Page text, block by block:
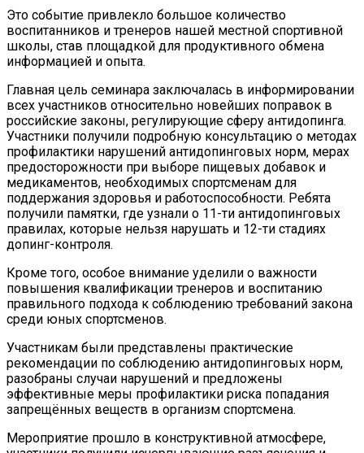
Это событие привлекло большое количество
воспитанников и тренеров нашей местной спортивной
школы, став площадкой для продуктивного обмена
информацией и опыта.
Главная цель семинара заключалась в информировании
всех участников относительно новейших поправок в
российские законы, регулирующие сферу антидопинга.
Участники получили подробную консультацию о методах
профилактики нарушений антидопинговых норм, мерах
предосторожности при выборе пищевых добавок и
медикаментов, необходимых спортсменам для
поддержания здоровья и работоспособности. Ребята
получили памятки, где узнали о 11-ти антидопинговых
правилах, которые нельзя нарушать и 12-ти стадиях
допинг-контроля.
Кроме того, особое внимание уделили о важности
повышения квалификации тренеров и воспитанию
правильного подхода к соблюдению требований закона
среди юных спортсменов.
Участникам были представлены практические
рекомендации по соблюдению антидопинговых норм,
разобраны случаи нарушений и предложены
эффективные меры профилактики риска попадания
запрещённых веществ в организм спортсмена.
Мероприятие прошло в конструктивной атмосфере,